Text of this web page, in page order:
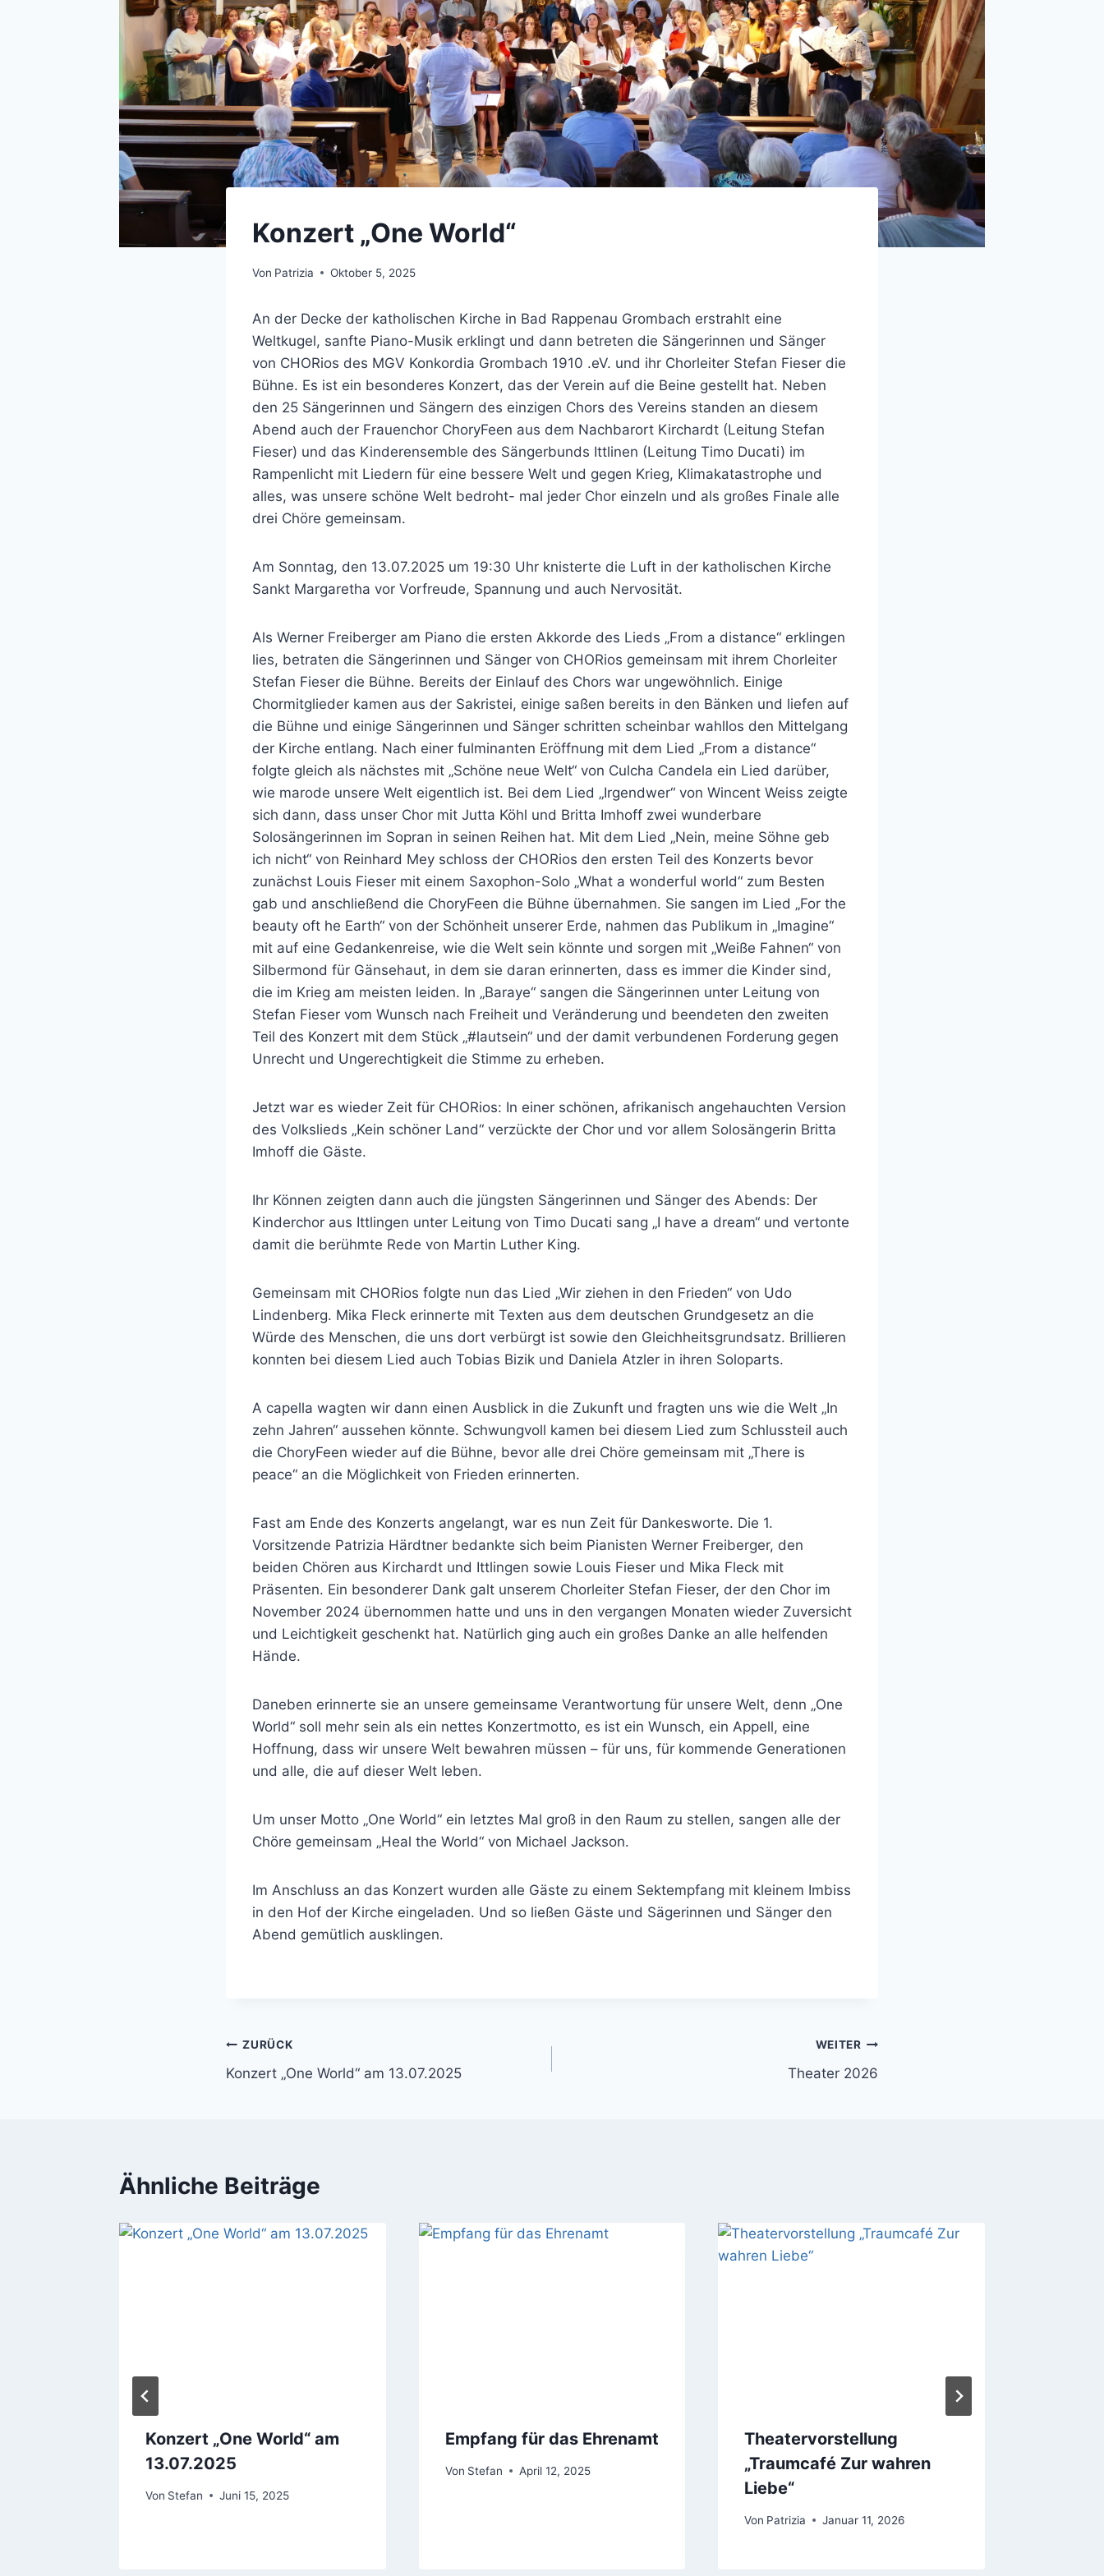
Konzert „One World“
Von Patrizia Oktober 5, 2025
An der Decke der katholischen Kirche in Bad Rappenau Grombach erstrahlt eine
Weltkugel, sanfte Piano-Musik erklingt und dann betreten die Sängerinnen und Sänger
von CHORios des MGV Konkordia Grombach 1910 .eV. und ihr Chorleiter Stefan Fieser die
Bühne. Es ist ein besonderes Konzert, das der Verein auf die Beine gestellt hat. Neben
den 25 Sängerinnen und Sängern des einzigen Chors des Vereins standen an diesem
Abend auch der Frauenchor ChoryFeen aus dem Nachbarort Kirchardt (Leitung Stefan
Fieser) und das Kinderensemble des Sängerbunds Ittlinen (Leitung Timo Ducati) im
Rampenlicht mit Liedern für eine bessere Welt und gegen Krieg, Klimakatastrophe und
alles, was unsere schöne Welt bedroht- mal jeder Chor einzeln und als großes Finale alle
drei Chöre gemeinsam.
Am Sonntag, den 13.07.2025 um 19:30 Uhr knisterte die Luft in der katholischen Kirche
Sankt Margaretha vor Vorfreude, Spannung und auch Nervosität.
Als Werner Freiberger am Piano die ersten Akkorde des Lieds „From a distance“ erklingen
lies, betraten die Sängerinnen und Sänger von CHORios gemeinsam mit ihrem Chorleiter
Stefan Fieser die Bühne. Bereits der Einlauf des Chors war ungewöhnlich. Einige
Chormitglieder kamen aus der Sakristei, einige saßen bereits in den Bänken und liefen auf
die Bühne und einige Sängerinnen und Sänger schritten scheinbar wahllos den Mittelgang
der Kirche entlang. Nach einer fulminanten Eröffnung mit dem Lied „From a distance“
folgte gleich als nächstes mit „Schöne neue Welt“ von Culcha Candela ein Lied darüber,
wie marode unsere Welt eigentlich ist. Bei dem Lied „Irgendwer“ von Wincent Weiss zeigte
sich dann, dass unser Chor mit Jutta Köhl und Britta Imhoff zwei wunderbare
Solosängerinnen im Sopran in seinen Reihen hat. Mit dem Lied „Nein, meine Söhne geb
ich nicht“ von Reinhard Mey schloss der CHORios den ersten Teil des Konzerts bevor
zunächst Louis Fieser mit einem Saxophon-Solo „What a wonderful world“ zum Besten
gab und anschließend die ChoryFeen die Bühne übernahmen. Sie sangen im Lied „For the
beauty oft he Earth“ von der Schönheit unserer Erde, nahmen das Publikum in „Imagine“
mit auf eine Gedankenreise, wie die Welt sein könnte und sorgen mit „Weiße Fahnen“ von
Silbermond für Gänsehaut, in dem sie daran erinnerten, dass es immer die Kinder sind,
die im Krieg am meisten leiden. In „Baraye“ sangen die Sängerinnen unter Leitung von
Stefan Fieser vom Wunsch nach Freiheit und Veränderung und beendeten den zweiten
Teil des Konzert mit dem Stück „#lautsein“ und der damit verbundenen Forderung gegen
Unrecht und Ungerechtigkeit die Stimme zu erheben.
Jetzt war es wieder Zeit für CHORios: In einer schönen, afrikanisch angehauchten Version
des Volkslieds „Kein schöner Land“ verzückte der Chor und vor allem Solosängerin Britta
Imhoff die Gäste.
Ihr Können zeigten dann auch die jüngsten Sängerinnen und Sänger des Abends: Der
Kinderchor aus Ittlingen unter Leitung von Timo Ducati sang „I have a dream“ und vertonte
damit die berühmte Rede von Martin Luther King.
Gemeinsam mit CHORios folgte nun das Lied „Wir ziehen in den Frieden“ von Udo
Lindenberg. Mika Fleck erinnerte mit Texten aus dem deutschen Grundgesetz an die
Würde des Menschen, die uns dort verbürgt ist sowie den Gleichheitsgrundsatz. Brillieren
konnten bei diesem Lied auch Tobias Bizik und Daniela Atzler in ihren Soloparts.
A capella wagten wir dann einen Ausblick in die Zukunft und fragten uns wie die Welt „In
zehn Jahren“ aussehen könnte. Schwungvoll kamen bei diesem Lied zum Schlussteil auch
die ChoryFeen wieder auf die Bühne, bevor alle drei Chöre gemeinsam mit „There is
peace“ an die Möglichkeit von Frieden erinnerten.
Fast am Ende des Konzerts angelangt, war es nun Zeit für Dankesworte. Die 1.
Vorsitzende Patrizia Härdtner bedankte sich beim Pianisten Werner Freiberger, den
beiden Chören aus Kirchardt und Ittlingen sowie Louis Fieser und Mika Fleck mit
Präsenten. Ein besonderer Dank galt unserem Chorleiter Stefan Fieser, der den Chor im
November 2024 übernommen hatte und uns in den vergangen Monaten wieder Zuversicht
und Leichtigkeit geschenkt hat. Natürlich ging auch ein großes Danke an alle helfenden
Hände.
Daneben erinnerte sie an unsere gemeinsame Verantwortung für unsere Welt, denn „One
World“ soll mehr sein als ein nettes Konzertmotto, es ist ein Wunsch, ein Appell, eine
Hoffnung, dass wir unsere Welt bewahren müssen – für uns, für kommende Generationen
und alle, die auf dieser Welt leben.
Um unser Motto „One World“ ein letztes Mal groß in den Raum zu stellen, sangen alle der
Chöre gemeinsam „Heal the World“ von Michael Jackson.
Im Anschluss an das Konzert wurden alle Gäste zu einem Sektempfang mit kleinem Imbiss
in den Hof der Kirche eingeladen. Und so ließen Gäste und Sägerinnen und Sänger den
Abend gemütlich ausklingen.
Beitragsnavigation
ZURÜCK
Konzert „One World“ am 13.07.2025
WEITER
Theater 2026
Ähnliche Beiträge
Konzert „One World“ am
13.07.2025
Von Stefan Juni 15, 2025
Empfang für das Ehrenamt
Von Stefan April 12, 2025
Theatervorstellung
„Traumcafé Zur wahren
Liebe“
Von Patrizia Januar 11, 2026